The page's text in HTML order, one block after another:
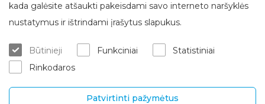
Apie Brasta Glass
Apie mus
Karjera
Kontaktai
Klientų aptarnavimas
Matavimas/konsultacija
Garantinis/ pogarantinis aptar
navimas
kada galėsite atšaukti pakeisdami savo interneto naršyklės
nustatymus ir ištrindami įrašytus slapukus.
Būtinieji Funkciniai
Statistiniai
Rinkodaros
Patvirtinti pažymėtus